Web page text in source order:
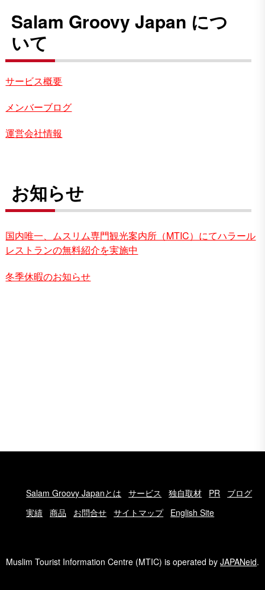
Salam Groovy Japan につ
いて
サービス概要
メンバーブログ
運営会社情報
お知らせ
国内唯一、ムスリム専門観光案内所（MTIC）にてハラール
レストランの無料紹介を実施中
冬季休暇のお知らせ
Salam Groovy Japanとは サービス 独自取材 PR
ブログ
実績
商品 お問合せ サイトマップ English Site
Muslim Tourist Information Centre (MTIC) is operated by JAPANeid.